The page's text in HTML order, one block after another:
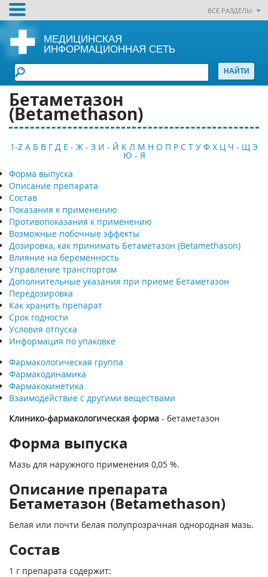
ВСЕ РАЗДЕЛЫ
МЕДИЦИНСКАЯ
ИНФОРМАЦИОННАЯ СЕТЬ
Бетаметазон
(Betamethason)
1-Z А Б В Г Д Е - Ж - З И - Й К Л М Н О П Р С Т У Ф Х Ц Ч - Щ Э
Ю - Я
Форма выпуска
Описание препарата
Состав
Показания к применению
Противопоказания к применению
Возможные побочные эффекты
Дозировка, как принимать Бетаметазон (Betamethason)
Влияние на беременность
Управление транспортом
Дополнительные указания при приеме Бетаметазон
Передозировка
Как хранить препарат
Срок годности
Условия отпуска
Информация по упаковке
Фармакологическая группа
Фармакодинамика
Фармакокинетика
Взаимодействие с другими веществами
Клинико-фармакологическая форма - бетаметазон
Форма выпуска
Мазь для наружного применения 0,05 %.
Описание препарата
Бетаметазон (Betamethason)
Белая или почти белая полупрозрачная однородная мазь.
Состав
1 г препарата содержит: